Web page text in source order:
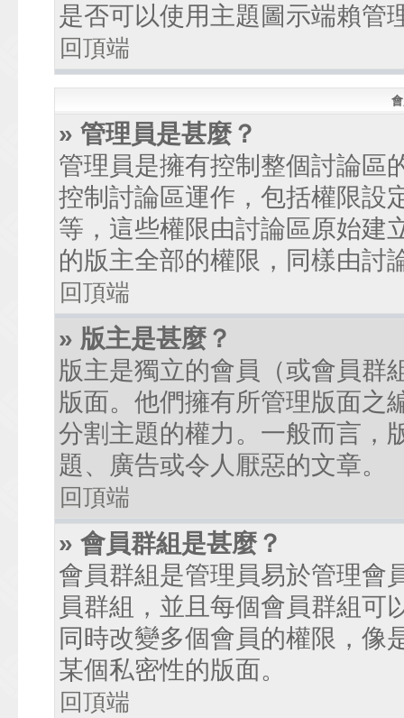
是否可以使用主題圖示端賴管
回頂端
» 管理員是甚麼？
管理員是擁有控制整個討論區
控制討論區運作，包括權限設
等，這些權限由討論區原始建
的版主全部的權限，同樣由討
回頂端
» 版主是甚麼？
版主是獨立的會員（或會員群
版面。他們擁有所管理版面之
分割主題的權力。一般而言，
題、廣告或令人厭惡的文章。
回頂端
» 會員群組是甚麼？
會員群組是管理員易於管理會
員群組，並且每個會員群組可
同時改變多個會員的權限，像
某個私密性的版面。
回頂端